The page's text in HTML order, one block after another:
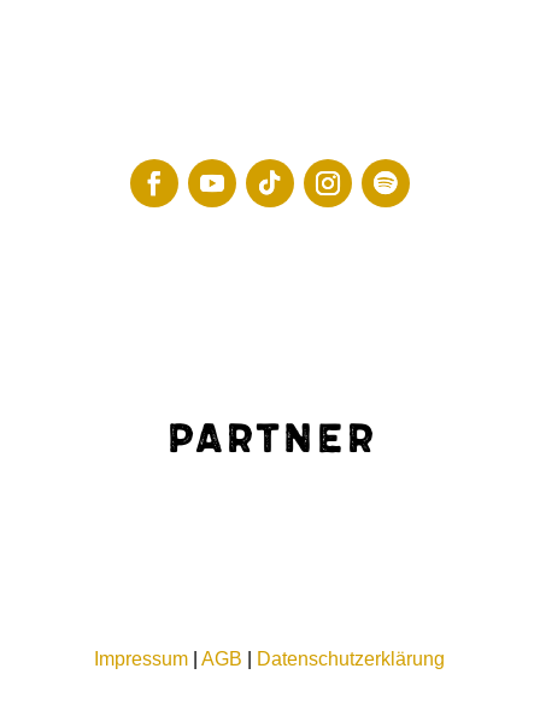
Partner
Impressum |AGB Datenschutzerklärung